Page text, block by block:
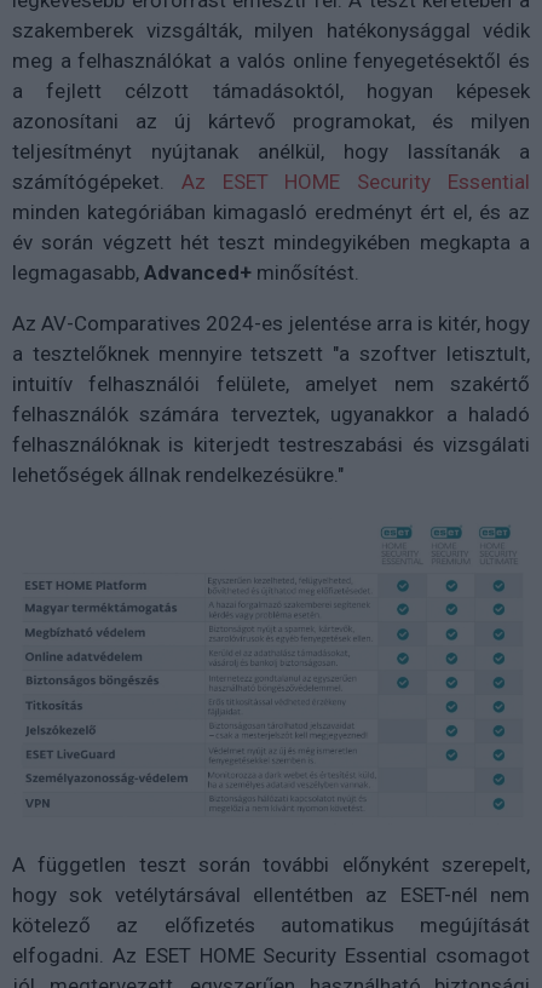
szakemberek vizsgálták, milyen hatékonysággal védik
meg a felhasználókat a valós online fenyegetésektől és
a fejlett célzott támadásoktól, hogyan képesek
azonosítani az új kártevő programokat, és milyen
teljesítményt nyújtanak anélkül, hogy lassítanák a
számítógépeket. Az ESET HOME Security Essential
minden kategóriában kimagasló eredményt ért el, és az
év során végzett hét teszt mindegyikében megkapta a
legmagasabb, Advanced+ minősítést.
Az AV-Comparatives 2024-es jelentése arra is kitér, hogy
a tesztelőknek mennyire tetszett "a szoftver letisztult,
intuitív felhasználói felülete, amelyet nem szakértő
felhasználók számára terveztek, ugyanakkor a haladó
felhasználóknak is kiterjedt testreszabási és vizsgálati
lehetőségek állnak rendelkezésükre."
A független teszt során további előnyként szerepelt,
hogy sok vetélytársával ellentétben az ESET-nél nem
kötelező az előfizetés automatikus megújítását
elfogadni. Az ESET HOME Security Essential csomagot